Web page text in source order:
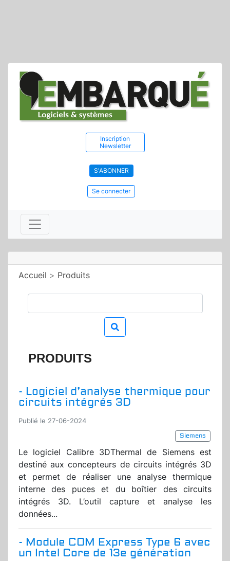
Inscription
Newsletter
S'ABONNER
Se connecter
Accueil > Produits
PRODUITS
- Logiciel d’analyse thermique pour
circuits intégrés 3D
Publié le 27-06-2024
Siemens
Le logiciel Calibre 3DThermal de Siemens est
destiné aux concepteurs de circuits intégrés 3D
et permet de réaliser une analyse thermique
interne des puces et du boîtier des circuits
intégrés 3D. L’outil capture et analyse les
données...
- Module COM Express Type 6 avec
un Intel Core de 13e génération